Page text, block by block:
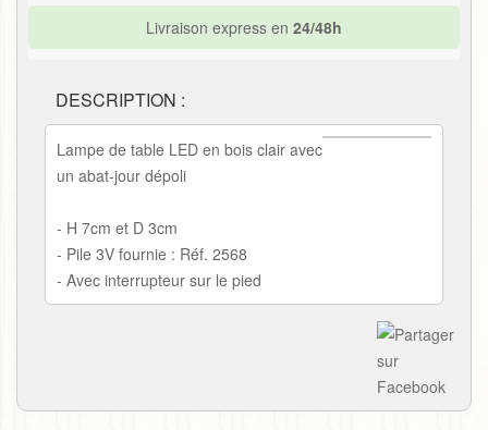
Livraison express en 24/48h
DESCRIPTION :
Lampe de table LED en bois clair avec
un abat-jour dépoli
- H 7cm et D 3cm
- Pile 3V fournie : Réf. 2568
- Avec interrupteur sur le pied